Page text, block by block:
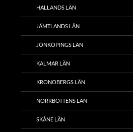
HALLANDS LÄN
JÄMTLANDS LÄN
JÖNKÖPINGS LÄN
KALMAR LÄN
KRONOBERGS LÄN
NORRBOTTENS LÄN
SKÅNE LÄN